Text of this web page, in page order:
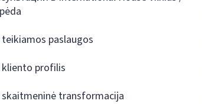
teikiamos paslaugos
kliento profilis
skaitmeninė transformacija